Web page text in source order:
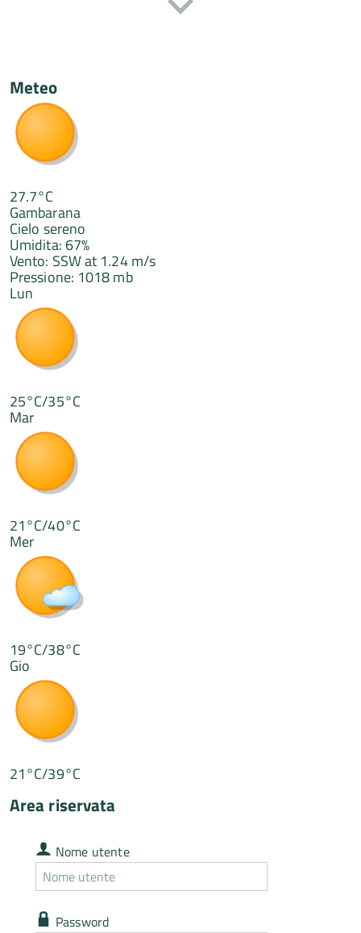
Meteo
27.7°C
Gambarana
Cielo sereno
Umidita: 67%
Vento: SSW at 1.24 m/s
Pressione: 1018 mb
Lun
25°C/35°C
Mar
21°C/40°C
Mer
19°C/38°C
Gio
21°C/39°C
Area riservata
Nome
utente
Nome utente
Password
Password